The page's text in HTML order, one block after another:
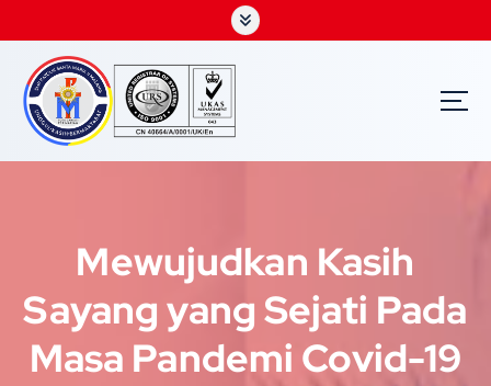
Mewujudkan Kasih
Sayang yang Sejati Pada
Masa Pandemi Covid-19